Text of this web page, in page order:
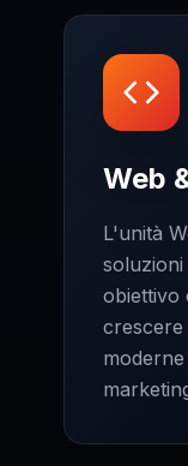
Web
L'unità
obiettivo